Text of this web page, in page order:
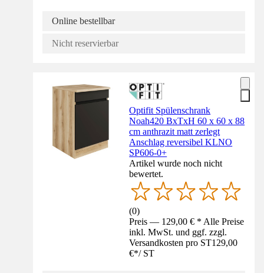
Online bestellbar
Nicht reservierbar
Optifit Spülenschrank
Noah420 BxTxH 60 x 60 x 88
cm anthrazit matt zerlegt
Anschlag reversibel KLNO
SP606-0+
Artikel wurde noch nicht
bewertet.
(0)
Preis — 129,00 € * Alle Preise
inkl. MwSt. und ggf. zzgl.
Versandkosten pro ST129,00
€*/ ST